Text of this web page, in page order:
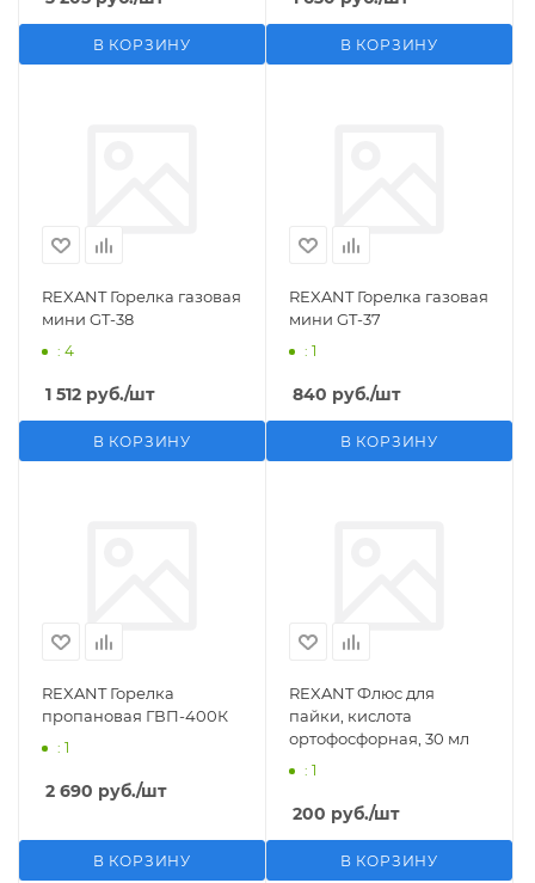
В КОРЗИНУ В КОРЗИНУ
REXANT Горелка газовая
мини GT-38
: 4
1 512 руб./шт
В КОРЗИНУ
REXANT Горелка газовая
мини GT-37
: 1
840 руб./шт
В КОРЗИНУ
REXANT Горелка
пропановая ГВП-400К
: 1
2 690 руб./шт
В КОРЗИНУ
REXANT Флюс для
пайки, кислота
ортофосфорная, 30 мл
: 1
200 руб./шт
В КОРЗИНУ